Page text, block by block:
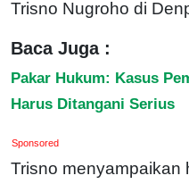
Trisno Nugroho di
Baca Juga :
Pakar Hukum: Kasus
Harus Ditangani Serius
Sponsored
Trisno menyampaikan